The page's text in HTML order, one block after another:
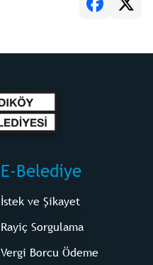
E-Belediye
İstek ve Şikayet
Rayiç Sorgulama
Vergi Borcu Ödeme